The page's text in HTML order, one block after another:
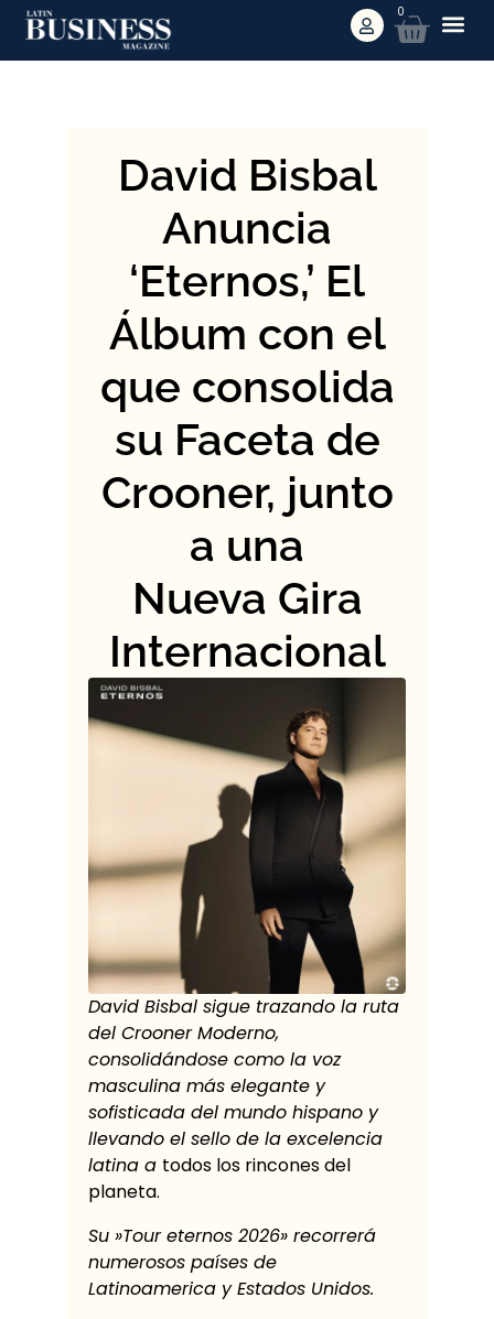
0
David Bisbal
Anuncia
‘Eternos,’ El
Álbum con el
que consolida
su Faceta de
Crooner, junto
a una
Nueva Gira
Internacional
David Bisbal sigue trazando la ruta
del Crooner Moderno,
consolidándose como la voz
masculina más elegante y
sofisticada del mundo hispano y
llevando el sello de la excelencia
latina a todos los rincones del
planeta.
Su »Tour eternos 2026» recorrerá
numerosos países de
Latinoamerica y Estados Unidos.